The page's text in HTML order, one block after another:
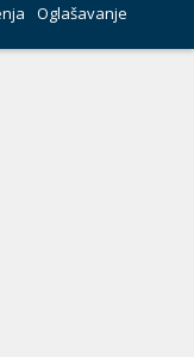
Oglašavanje